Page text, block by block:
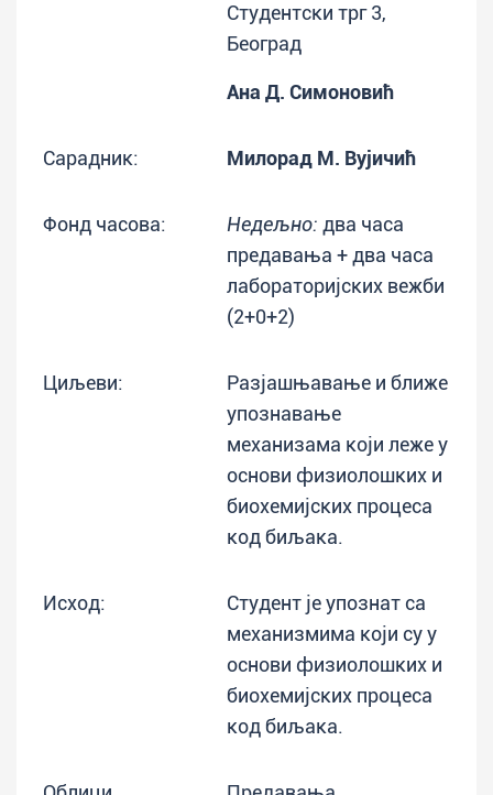
Студентски трг 3,
Београд
Ана Д. Симоновић
Сарадник: Милорад М. Вујичић
Фонд часова: Недељно: два часа
предавања + два часа
лабораторијских вежби
(2+0+2)
Циљеви:
Разјашњавање и ближе
упознавање
механизама који леже у
основи физиолошких и
биохемијских процеса
код биљака.
Исход:
Студент је упознат са
механизмима који су у
основи физиолошких и
биохемијских процеса
код биљака.